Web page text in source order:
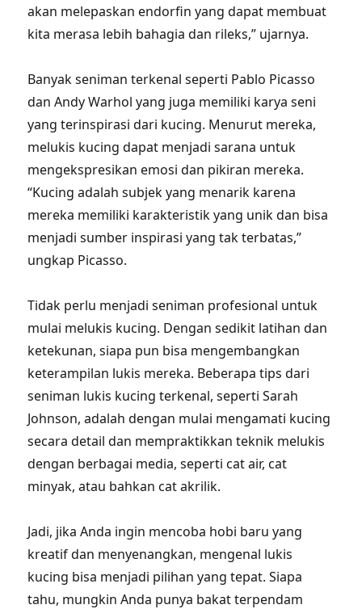
akan melepaskan endorfin yang dapat membuat
kita merasa lebih bahagia dan rileks,” ujarnya.
Banyak seniman terkenal seperti Pablo Picasso
dan Andy Warhol yang juga memiliki karya seni
yang terinspirasi dari kucing. Menurut mereka,
melukis kucing dapat menjadi sarana untuk
mengekspresikan emosi dan pikiran mereka.
“Kucing adalah subjek yang menarik karena
mereka memiliki karakteristik yang unik dan bisa
menjadi sumber inspirasi yang tak terbatas,”
ungkap Picasso.
Tidak perlu menjadi seniman profesional untuk
mulai melukis kucing. Dengan sedikit latihan dan
ketekunan, siapa pun bisa mengembangkan
keterampilan lukis mereka. Beberapa tips dari
seniman lukis kucing terkenal, seperti Sarah
Johnson, adalah dengan mulai mengamati kucing
secara detail dan mempraktikkan teknik melukis
dengan berbagai media, seperti cat air, cat
minyak, atau bahkan cat akrilik.
Jadi, jika Anda ingin mencoba hobi baru yang
kreatif dan menyenangkan, mengenal lukis
kucing bisa menjadi pilihan yang tepat. Siapa
tahu, mungkin Anda punya bakat terpendam